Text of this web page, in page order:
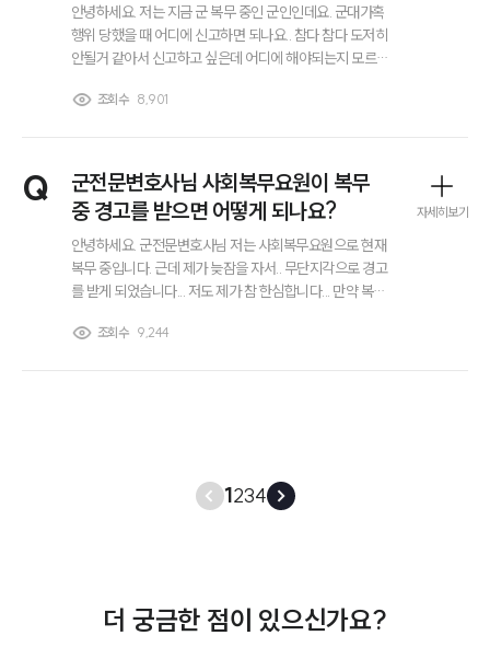
안녕하세요. 저는 지금 군 복무 중인 군인인데요. 군대가혹
행위 당했을 때 어디에 신고하면 되나요.. 참다 참다 도저히
안될거 같아서 신고하고 싶은데 어디에 해야되는지 모르겠
요.
조회수 8,901
Q
군전문변호사님 사회복무요원이 복무
중 경고를 받으면 어떻게 되나요?
안녕하세요. 군전문변호사님 저는 사회복무요원으로 현재
복무 중입니다. 근데 제가 늦잠을 자서.. 무단지각으로 경고
를 받게 되었습니다... 저도 제가 참 한심합니다... 만약 복무
요? 그리고 대체적으로 무단지각 외에도 경고를 받게 되는 조회수 9,244
자세히보기
1234
더 궁금한 점이 있으신가요?